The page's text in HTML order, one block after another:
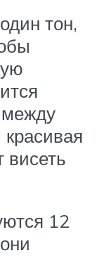
тон,
между
красивая
висеть
12